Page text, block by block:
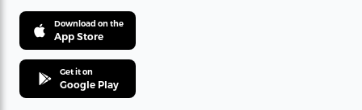
Download on the
App Store
Get it on
Google Play